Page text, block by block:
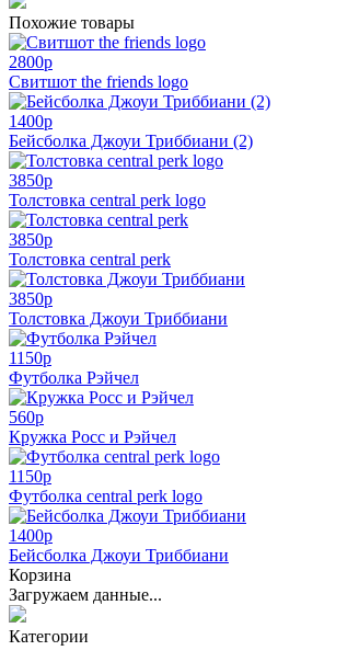
Похожие товары
2800p
Свитшот the friends logo
1400p
Бейсболка Джоуи Триббиани (2)
3850p
Толстовка central perk logo
3850p
Толстовка central perk
3850p
Толстовка Джоуи Триббиани
1150p
Футболка Рэйчел
560p
Кружка Росс и Рэйчел
1150p
Футболка central perk logo
1400p
Бейсболка Джоуи Триббиани
Корзина
Загружаем данные...
Категории